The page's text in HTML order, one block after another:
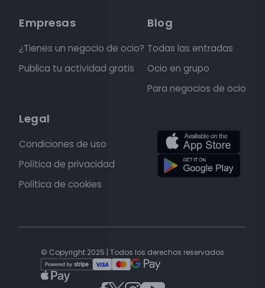
Empresas
¿Tienes un negocio de ocio?
Publica tu actividad gratis
Blog
Todas las entradas
Ocio en grupo
Para negocios de ocio
Legal
Condiciones de uso
Política de privacidad
Política de cookies
© Copyright 2025 | Todos los derechos reservados